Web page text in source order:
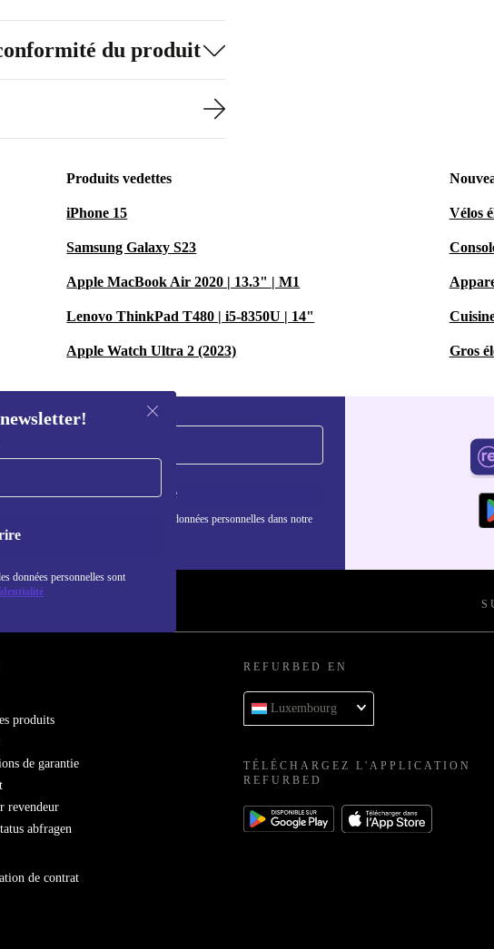
du produit
Produits vedettes
iPhone 15
Samsung Galaxy S23
Apple MacBook Air 2020 | 13.3" | M1
Lenovo ThinkPad T480 | i5-8350U | 14"
Apple Watch Ultra 2 (2023)
Vélos
Gros
données personnelles sont
S'inscrire
les informations sur l'utilisation des données personnelles dans notre
de confidentialité
produits
de garantie
revendeur
abfragen
de contrat
REFURBED EN
Luxembourg
TÉLÉCHARGEZ L'APPLICATION
REFURBED